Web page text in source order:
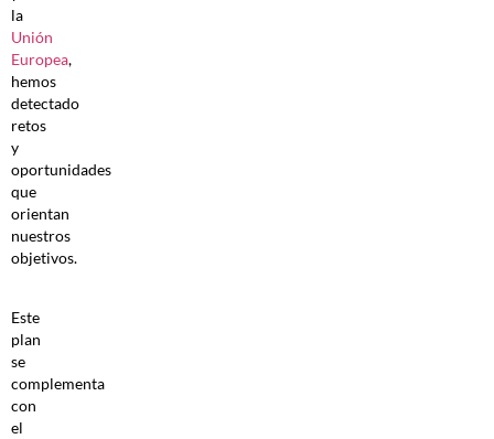
la
Unión
Europea,
hemos
detectado
retos
y
oportunidades
que
orientan
nuestros
objetivos.
Este
plan
se
complementa
con
el